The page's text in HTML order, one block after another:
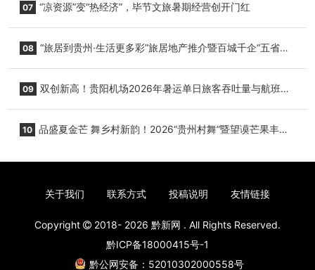
07 “凉资源”变“热经济”，毕节文旅暑期经营创开门红
08 “旅居到贵州·生活更多彩”旅居地产推介暨百城千企“五省
09 双创新高！贵阳机场2026年暑运单日旅客吞吐量与航班起
10 品盛夏金芒 舞乡村新韵！2026“贵州村舞”暨望谟芒果丰收
关于我们 联系方式 投稿说明 友情链接
Copyright 2018- 2026 黔新网 . All Rights Reserved.
黔ICP备18000415号-1
黔公网安备：52010302000558号